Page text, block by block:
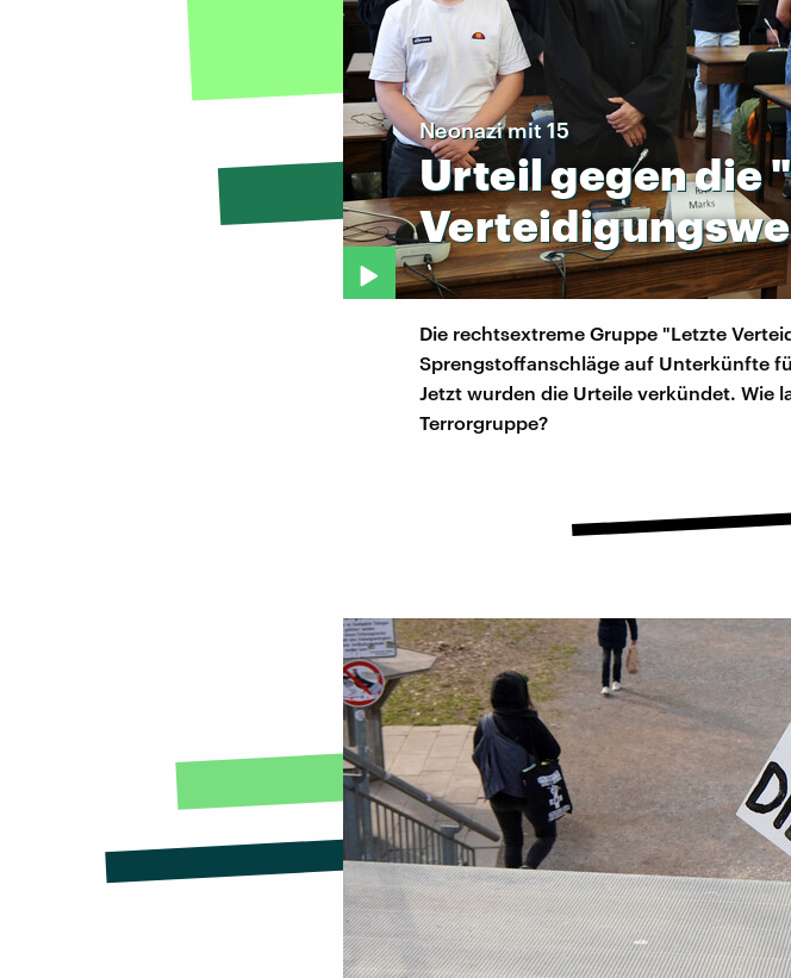
Neonazi mit 15
Urteilgegendie
Die rechtsextreme Gruppe "Letzte
Sprengstoffanschläge auf Unterkünfte
Jetzt wurden die Urteile verkündet. Wie
Terrorgruppe?